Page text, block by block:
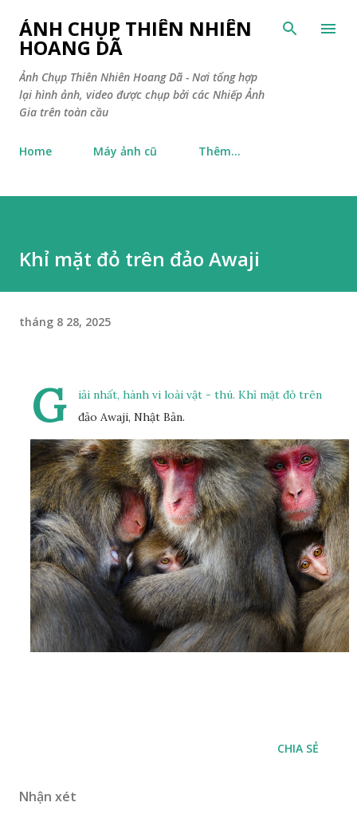
Chuyển đến nội dung chính
ẢNH CHỤP THIÊN NHIÊN
HOANG DÃ
Ảnh Chụp Thiên Nhiên Hoang Dã - Nơi tổng hợp
lại hình ảnh, video được chụp bởi các Nhiếp Ảnh
Gia trên toàn cầu
Home Máy ảnh cũ Thêm…
Khỉ mặt đỏ trên đảo Awaji
tháng 8 28, 2025
G
iải nhất, hành vi loài vật - thú. Khỉ mặt đỏ trên
đảo Awaji, Nhật Bản.
CHIA SẺ
Nhận xét